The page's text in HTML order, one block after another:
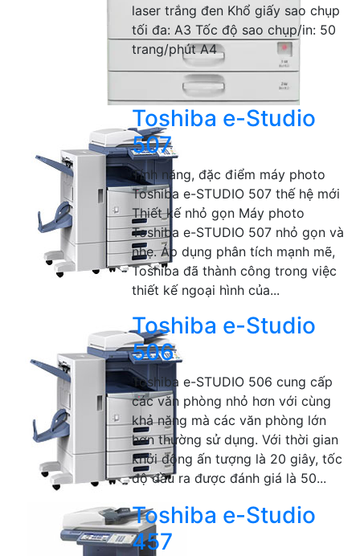
laser trắng đen Khổ giấy sao chụp
tối đa: A3 Tốc độ sao chụp/in: 50
trang/phút A4
Toshiba e-Studio
507
Tính năng, đặc điểm máy photo
Toshiba e-STUDIO 507 thế hệ mới
Thiết kế nhỏ gọn Máy photo
Toshiba e-STUDIO 507 nhỏ gọn và
nhẹ. Áp dụng phân tích mạnh mẽ,
Toshiba đã thành công trong việc
thiết kế ngoại hình của...
Toshiba e-Studio
506
Toshiba e-STUDIO 506 cung cấp
các văn phòng nhỏ hơn với cùng
khả năng mà các văn phòng lớn
hơn thường sử dụng. Với thời gian
khởi động ấn tượng là 20 giây, tốc
độ đầu ra được đánh giá là 50...
Toshiba e-Studio
457